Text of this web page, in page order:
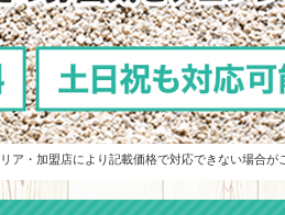
ア・加盟店により記載価格で対応できない場合が